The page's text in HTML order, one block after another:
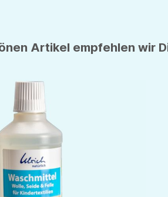
Artikel empfehlen wir